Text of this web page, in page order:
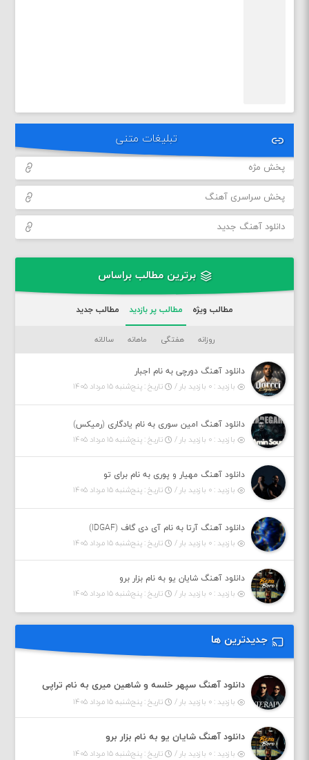
تبلیغات متنی
پخش مژه
پخش سراسری آهنگ
دانلود آهنگ جدید
برترین مطالب براساس
مطالب ویژه مطالب پر بازدید مطالب جدید
روزانه هفتگی ماهانه سالانه
دانلود آهنگ دورچی به نام اجبار
بازدید : ۰ بازدید بار /
تاریخ : پنج‌شنبه ۱۵ مرداد ۱۴۰۵
دانلود آهنگ امین سوری به نام یادگاری (رمیکس)
بازدید : ۰ بازدید بار /
تاریخ : پنج‌شنبه ۱۵ مرداد ۱۴۰۵
دانلود آهنگ مهیار و پوری به نام برای تو
بازدید : ۰ بازدید بار /
تاریخ : پنج‌شنبه ۱۵ مرداد ۱۴۰۵
دانلود آهنگ آرتا به نام آی دی گاف (IDGAF)
بازدید : ۰ بازدید بار /
تاریخ : پنج‌شنبه ۱۵ مرداد ۱۴۰۵
دانلود آهنگ شایان یو به نام بزار برو
بازدید : ۰ بازدید بار /
تاریخ : پنج‌شنبه ۱۵ مرداد ۱۴۰۵
جدیدترین ها
دانلود آهنگ سپهر خلسه و شاهین میری به نام تراپی
بازدید : ۰ بازدید بار / تاریخ : پنج‌شنبه ۱۵ مرداد ۱۴۰۵
دانلود آهنگ شایان یو به نام بزار برو
بازدید : ۰ بازدید بار / تاریخ : پنج‌شنبه ۱۵ مرداد ۱۴۰۵